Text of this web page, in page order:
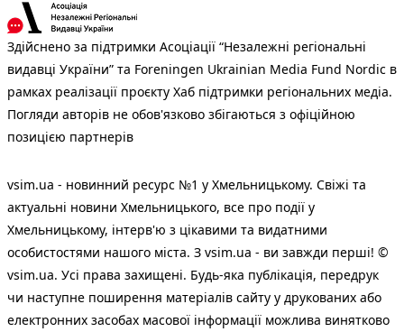
Здійснено за підтримки Асоціації “Незалежні регіональні
видавці України” та Foreningen Ukrainian Media Fund Nordic в
рамках реалізації проєкту Хаб підтримки регіональних медіа.
Погляди авторів не обов'язково збігаються з офіційною
позицією партнерів
vsim.ua - новинний ресурс №1 у Хмельницькому. Свіжі та
актуальні новини Хмельницького, все про події у
Хмельницькому, інтерв'ю з цікавими та видатними
особистостями нашого міста. З vsim.ua - ви завжди перші! ©
vsim.ua. Усі права захищені. Будь-яка публiкацiя, передрук
чи наступне поширення матеріалів сайту у друкованих або
електронних засобах масової інформації можлива винятково